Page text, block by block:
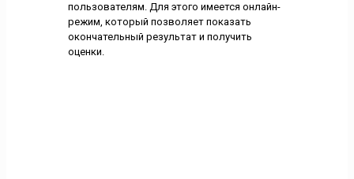
пользователям. Для этого имеется онлайн-
режим, который позволяет показать
окончательный результат и получить
оценки.